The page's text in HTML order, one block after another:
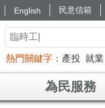
English 民意信箱
熱門關鍵字 產投 就業
為民服務